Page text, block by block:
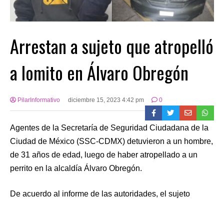
Arrestan a sujeto que atropelló
a lomito en Álvaro Obregón
PilarInformativo diciembre 15, 2023 4:42 pm 0
Agentes de la Secretaría de Seguridad Ciudadana de la
Ciudad de México (SSC-CDMX) detuvieron a un hombre,
de 31 años de edad, luego de haber atropellado a un
perrito en la alcaldía Álvaro Obregón.
De acuerdo al informe de las autoridades, el sujeto